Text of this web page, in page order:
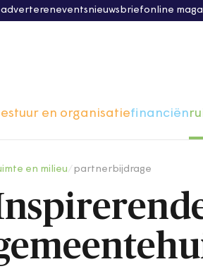
advertereneventsnieuwsbriefonline
en organisatiefinanciën
en milieu partnerbijdrage